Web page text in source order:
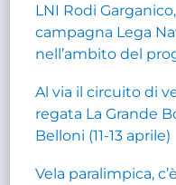
LNI Rodi
campagna Lega
nell’ambito del
Al via il circuito di
regata La Grande
Belloni (11-13 aprile)
Vela paralimpica,